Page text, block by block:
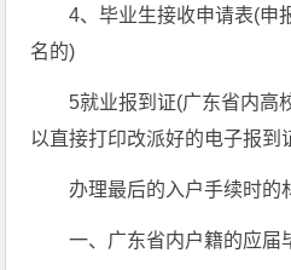
4、毕业生接收申请表(申
名的)
5就业报到证(广东省内高
以直接打印改派好的电子报到
办理最后的入户手续时的
一、广东省内户籍的应届